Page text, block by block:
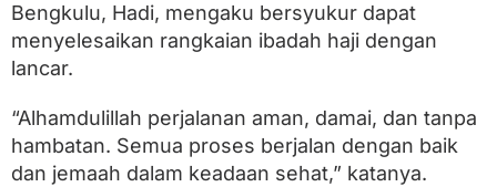
Bengkulu, Hadi, mengaku bersyukur dapat
menyelesaikan rangkaian ibadah haji dengan
lancar.
“Alhamdulillah perjalanan aman, damai, dan tanpa
hambatan. Semua proses berjalan dengan baik
dan jemaah dalam keadaan sehat,” katanya.